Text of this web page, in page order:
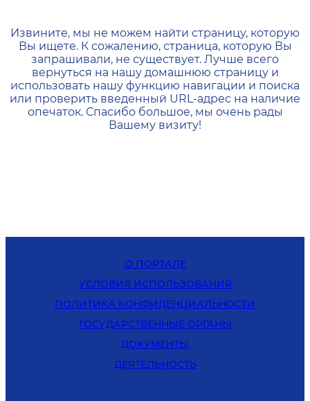
404 — Страница не
Извините, мы не можем найти страницу, которую
Вы ищете. К сожалению, страница, которую Вы
запрашивали, не существует. Лучше всего
вернуться на нашу домашнюю страницу и
использовать нашу функцию навигации и поиска
или проверить введенный URL-адрес на наличие
опечаток. Спасибо большое, мы очень рады
Вашему визиту!
О ПОРТАЛЕ
УСЛОВИЯ ИСПОЛЬЗОВАНИЯ
ПОЛИТИКА КОНФИДЕНЦИАЛЬНОСТИ
ГОСУДАРСТВЕННЫЕ ОРГАНЫ
ДОКУМЕНТЫ
ДЕЯТЕЛЬНОСТЬ